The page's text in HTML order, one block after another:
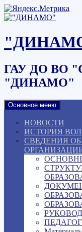
Наверх
ГАУ ДО ВО
"ДИНАМО"
Основное меню
НОВОСТИ
ИСТОРИЯ
СВЕДЕНИЯ